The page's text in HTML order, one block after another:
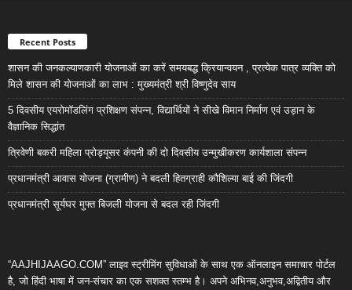
Recent Posts
शासन की जनकल्याणकारी योजनाओं का करें समयबद्ध क्रियान्वयन , प्रत्येक पात्र व्यक्ति को
मिले शासन की योजनाओं का लाभ : मुख्यमंत्री श्री विष्णुदेव साय
5 दिवसीय एयरोमॉडलिंग प्रशिक्षण संपन्न, विद्यार्थियों ने सीखे विमान निर्माण एवं उड़ान के
वैज्ञानिक सिद्धांत
त्रिवेणी बकरी महिला प्रोड्यूसर कंपनी की दो दिवसीय उन्मुखीकरण कार्यशाला संपन्न
प्रधानमंत्री आवास योजना (ग्रामीण) ने बदली हितग्राही कौशिल्या बाई की जिंदगी
प्रधानमंत्री सूर्यघर मुफ्त बिजली योजना से बदल रही जिंदगी
“AAJHIJAAGO.COM” लाइव स्ट्रीमिंग सुविधाओं के साथ एक ऑनलाइन समाचार पोर्टल
है, जो हिंदी भाषा में जन-संचार का एक सशक्त स्तम्भ है। अपने अभिनव,अनुभव,अद्वितीय और